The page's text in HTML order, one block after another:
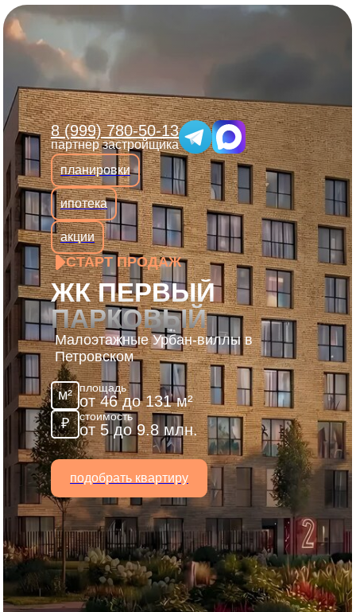
8 (999) 780-50-13
партнер застройщика
планировки
ипотека
акции
СТАРТ ПРОДАЖ
ЖК ПЕРВЫЙ
ПАРКОВЫЙ
Малоэтажные Урбан-виллы в
Петровском
м² площадь
от 46 до 131 м²
₽ стоимость
от 5 до 9.8 млн.
подобрать квартиру